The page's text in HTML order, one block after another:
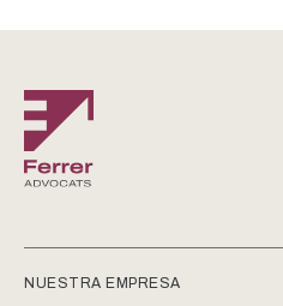
NUESTRA EMPRESA